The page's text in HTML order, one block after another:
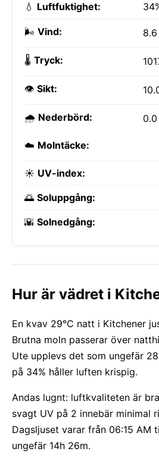
💧 Luftfuktighet:
🌬️ Vind: 8.6
🌡️ Tryck:
👁️ Sikt:
🌧️ Nederbörd:
☁️ Molntäcke:
☀️ UV-index:
🌅 Soluppgång:
🌇 Solnedgång:
Hur är vädret i
En kvav 29°C natt i Kitchener
Brutna moln passerar över
Ute upplevs det som ungefär
på 34% håller luften krispig.
Andas lugnt: luftkvaliteten är
svagt UV på 2 innebär minimal
Dagsljuset varar från 06:15 AM
ungefär 14h 26m.